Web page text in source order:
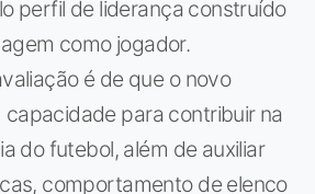
perfil de liderança construído
como jogador.
é de que o novo
para contribuir na
do futebol, além de auxiliar
comportamento de elenco